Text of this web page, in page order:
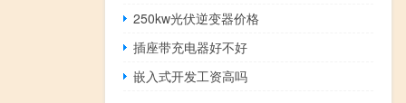
250kw光伏逆变器价格
插座带充电器好不好
嵌入式开发工资高吗